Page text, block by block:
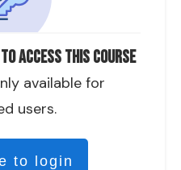
access this course
available for
users.
to login